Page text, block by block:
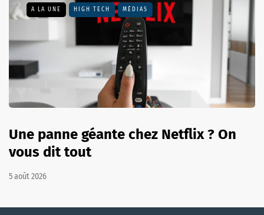
A LA UNE HIGH TECH MÉDIAS
Une panne géante chez Netflix ? On
vous dit tout
5 août 2026